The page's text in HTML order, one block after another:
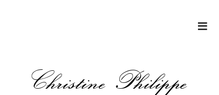
Christine Philippe